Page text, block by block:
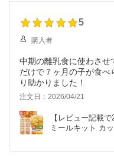
5
購入者
中期の離乳食に使わさせ
だけで７ヶ月の子が食
り助かりました！
注文日：2026/04/21
【レビュー記載
ミールキット カ